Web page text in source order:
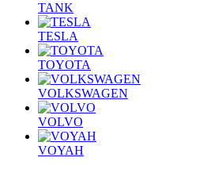
TANK
TESLA
TOYOTA
VOLKSWAGEN
VOLVO
VOYAH